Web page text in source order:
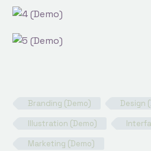
Branding (Demo)
Design
Illustration (Demo)
Marketing (Demo)